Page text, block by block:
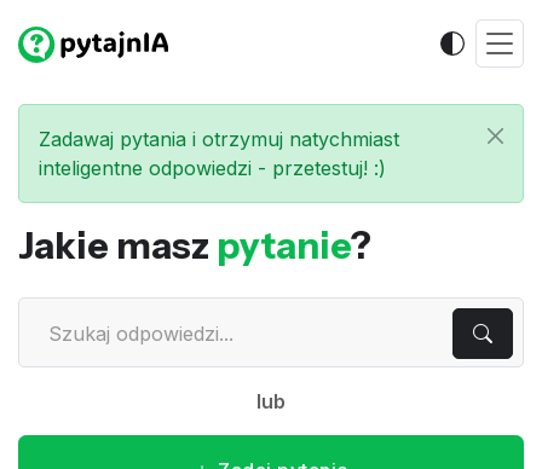
Zadawaj pytania i otrzymuj natychmiast
inteligentne odpowiedzi - przetestuj! :)
Jakie masz pytanie?
lub